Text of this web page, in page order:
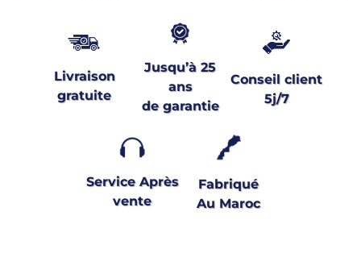
Livraison
gratuite
Jusqu’à 25
ans
de garantie
Conseil client
5j/7
Service Après
vente
Fabriqué
Au Maroc